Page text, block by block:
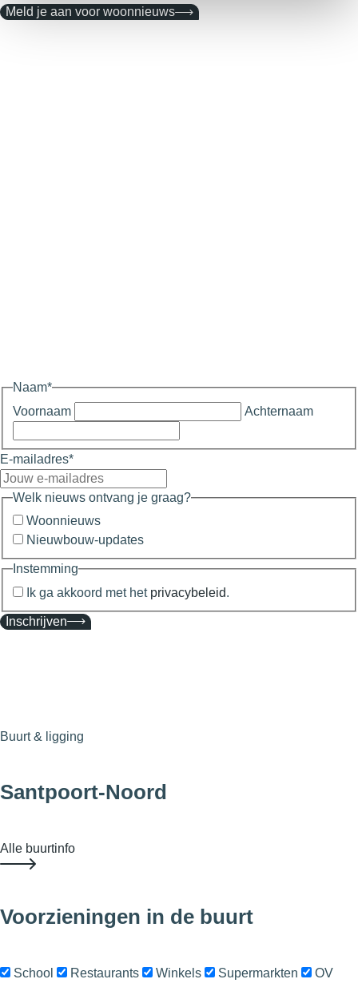
Meld je aan voor woonnieuws
Naam*
Voornaam
Achternaam
E-mailadres*
Welk nieuws ontvang je graag?
Woonnieuws
Nieuwbouw-updates
Instemming
Ik ga akkoord met het privacybeleid.
Inschrijven
Buurt & ligging
Santpoort-Noord
Alle buurtinfo
Voorzieningen in de buurt
School Restaurants Winkels Supermarkten OV